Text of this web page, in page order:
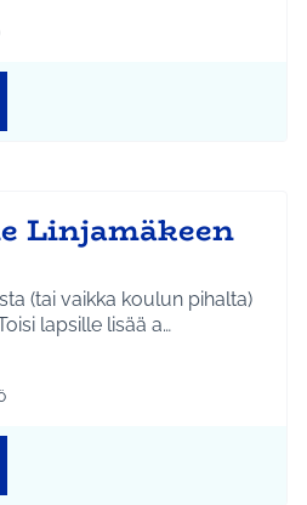
Riihikallio
teeman mukaan: Ympäristö
Linjamäkeen
(tai vaikka koulun pihalta)
lapsille lisää a…
Kellokoski
teeman mukaan: Ympäristö